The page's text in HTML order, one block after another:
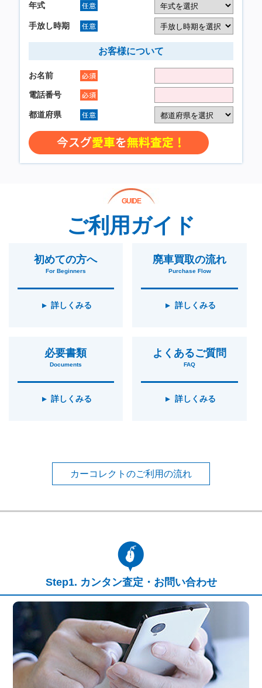
GUIDE
ご利用ガイド
初めての方へ
For Beginners
詳しくみる
廃車買取の流れ
Purchase Flow
詳しくみる
必要書類
Documents
詳しくみる
よくあるご質問
FAQ
詳しくみる
カーコレクトのご利用の流れ
カンタン査定・お問い合わせ